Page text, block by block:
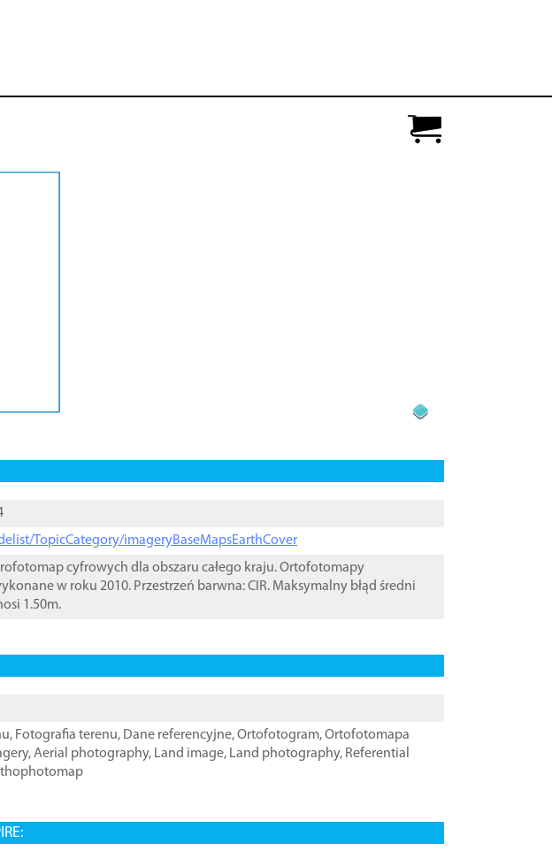
TopicCategory/imageryBaseMapsEarthCover
cyfrowych dla obszaru całego kraju. Ortofotomapy
w roku 2010. Przestrzeń barwna: CIR. Maksymalny błąd średni
1.50m.
, Fotografia terenu, Dane referencyjne,Ortofotogram,Ortofotomapa
,Aerial photography, Land image, Land photography, Referential